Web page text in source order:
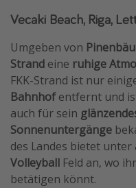
Vecaki Beach, Riga,
Umgeben von
Strand eine ruhige
FKK-Strand ist nur
Bahnhofentfernt und
auch für sein
Sonnenuntergänge
des Landes bietet unter
Volleyball Feld an, wo
betätigen könnt.